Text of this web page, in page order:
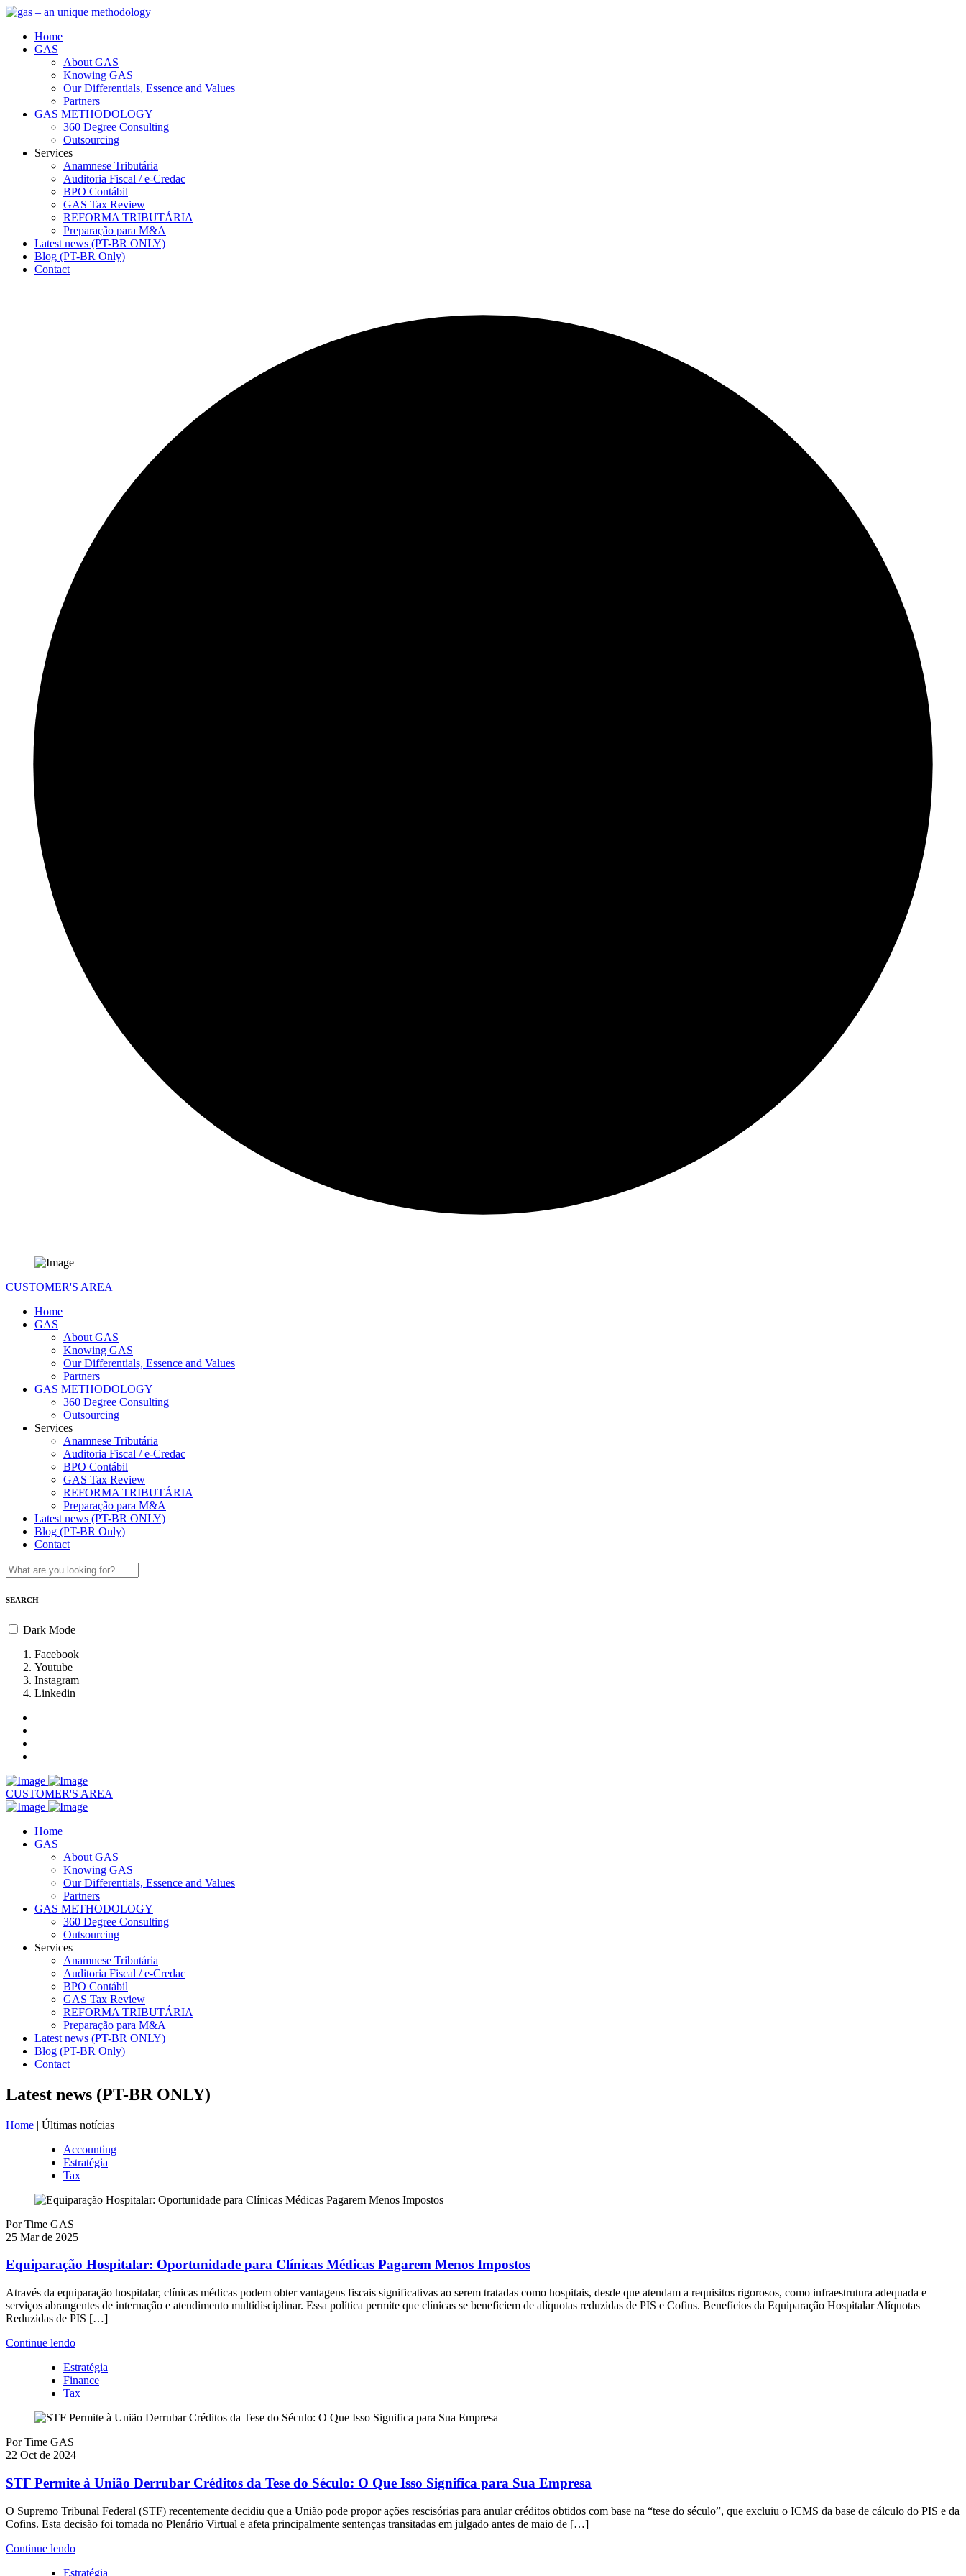
Home
GAS
About GAS
Knowing GAS
Our Differentials, Essence and Values
Partners
GAS METHODOLOGY
360 Degree Consulting
Outsourcing
Services
Anamnese Tributária
Auditoria Fiscal / e-Credac
BPO Contábil
GAS Tax Review
REFORMA TRIBUTÁRIA
Preparação para M&A
Latest news (PT-BR ONLY)
Blog (PT-BR Only)
Contact
CUSTOMER'S AREA
Home
GAS
About GAS
Knowing GAS
Our Differentials, Essence and Values
Partners
GAS METHODOLOGY
360 Degree Consulting
Outsourcing
Services
Anamnese Tributária
Auditoria Fiscal / e-Credac
BPO Contábil
GAS Tax Review
REFORMA TRIBUTÁRIA
Preparação para M&A
Latest news (PT-BR ONLY)
Blog (PT-BR Only)
Contact
SEARCH
Dark Mode
Facebook
Youtube
Instagram
Linkedin
CUSTOMER'S AREA
Home
GAS
About GAS
Knowing GAS
Our Differentials, Essence and Values
Partners
GAS METHODOLOGY
360 Degree Consulting
Outsourcing
Services
Anamnese Tributária
Auditoria Fiscal / e-Credac
BPO Contábil
GAS Tax Review
REFORMA TRIBUTÁRIA
Preparação para M&A
Latest news (PT-BR ONLY)
Blog (PT-BR Only)
Contact
Latest news (PT-BR ONLY)
Home | Últimas notícias
Accounting
Estratégia
Tax
PorTime GAS
25 Mar de 2025
Equiparação Hospitalar: Oportunidade para Clínicas Médicas Pagarem Menos Impostos
Através da equiparação hospitalar, clínicas médicas podem obter vantagens fiscais significativas ao serem tratadas como hospitais, desde que atendam a requisitos rigorosos, como infraestrutura adequada e
serviços abrangentes de internação e atendimento multidisciplinar. Essa política permite que clínicas se beneficiem de alíquotas reduzidas de PIS e Cofins. Benefícios da Equiparação Hospitalar Alíquotas
Reduzidas de PIS […]
Continue lendo
Estratégia
Finance
Tax
PorTime GAS
22 Oct de 2024
STF Permite à União Derrubar Créditos da Tese do Século: O Que Isso Significa para Sua Empresa
O Supremo Tribunal Federal (STF) recentemente decidiu que a União pode propor ações rescisórias para anular créditos obtidos com base na “tese do século”, que excluiu o ICMS da base de cálculo do PIS e da
Cofins. Esta decisão foi tomada no Plenário Virtual e afeta principalmente sentenças transitadas em julgado antes de maio de […]
Continue lendo
Estratégia